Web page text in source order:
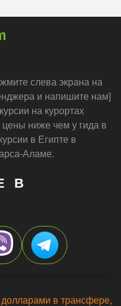
слева экрана на
и напишите нам]
на курортах
ниже чем у гида в
в Египте в
Аламе.
В
в трансфере,